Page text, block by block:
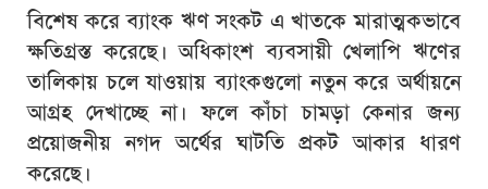
বিশেষ করে ব্যাংক ঋণ সংকট এ খাতকে মারাত্মকভাবে
ক্ষতিগ্রস্ত করেছে। অধিকাংশ ব্যবসায়ী খেলাপি ঋণের
তালিকায় চলে যাওয়ায় ব্যাংকগুলো নতুন করে অর্থায়নে
আগ্রহ দেখাচ্ছে না। ফলে কাঁচা চামড়া কেনার জন্য
প্রয়োজনীয় নগদ অর্থের ঘাটতি প্রকট আকার ধারণ
করেছে।